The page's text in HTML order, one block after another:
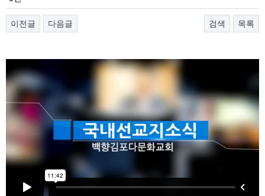
이전글 다음글 검색 목록